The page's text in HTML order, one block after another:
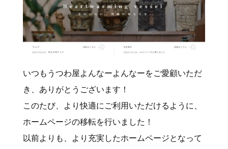
いつもうつわ屋よんなーよんなーをご愛顧いただ
き、ありがとうございます！
このたび、より快適にご利用いただけるように、
ホームページの移転を行いました！
以前よりも、より充実したホームページとなって